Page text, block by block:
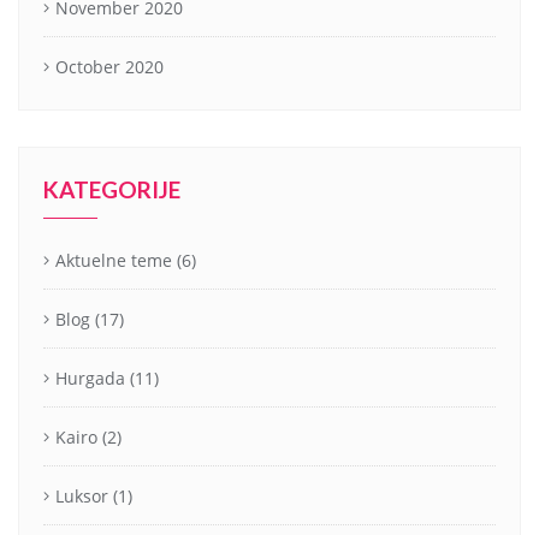
November 2020
October 2020
KATEGORIJE
Aktuelne teme (6)
Blog (17)
Hurgada (11)
Kairo (2)
Luksor (1)